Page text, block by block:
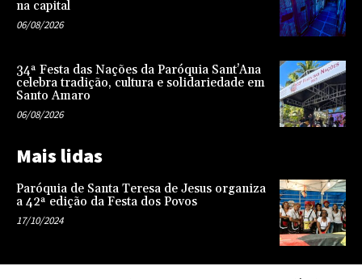
na capital
06/08/2026
34ª Festa das Nações da Paróquia Sant’Ana
celebra tradição, cultura e solidariedade em
Santo Amaro
06/08/2026
Mais lidas
Paróquia de Santa Teresa de Jesus organiza
a 42ª edição da Festa dos Povos
17/10/2024